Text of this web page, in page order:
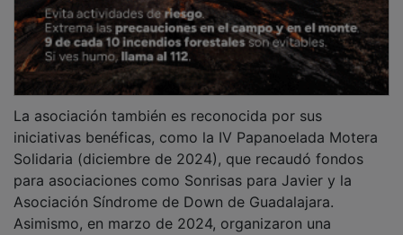
iniciativas benéficas, como la IV Papanoelada Motera
Solidaria (diciembre de 2024), que recaudó fondos
para asociaciones como Sonrisas para Javier y la
Asociación Síndrome de Down de Guadalajara.
Asimismo, en marzo de 2024, organizaron una